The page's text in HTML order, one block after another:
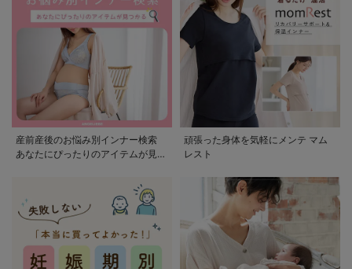
産前産後のお悩み別インナー検索
あなたにぴったりのアイテムが見つ
頑張った身体を気軽にメンテ マム
レスト